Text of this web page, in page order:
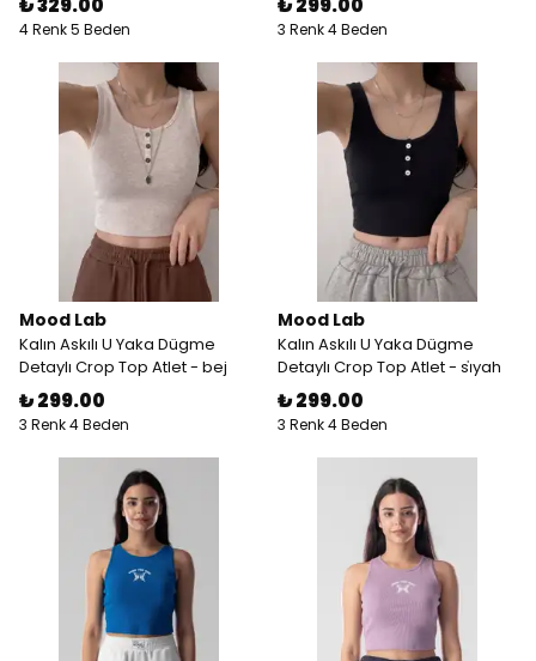
₺ 329.00
4 Renk 5 Beden
₺ 299.00
3 Renk 4 Beden
Mood Lab
Kalın Askılı U Yaka Dügme
Detaylı Crop Top Atlet - bej
₺ 299.00
3 Renk 4 Beden
Mood Lab
Kalın Askılı U Yaka Dügme
Detaylı Crop Top Atlet - si̇yah
₺ 299.00
3 Renk 4 Beden